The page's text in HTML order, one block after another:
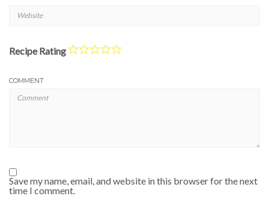
Recipe Rating
COMMENT
Save my name, email, and website in this browser for the next
time I comment.